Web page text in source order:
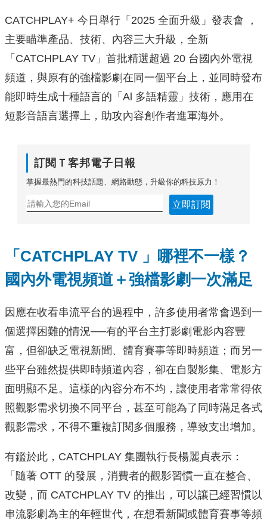
CATCHPLAY+ 今日舉行「2025 全面升級」發表會 ，
主要瞄準產品、技術、內容三大升級，全新
「CATCHPLAY TV」首批精選超過 20 台國內外電視
頻道，與原有的強檔影劇在同一個平台上，並同時發布
能即時生成十種語言的「Al 多語精靈」技術，應用在
短影音語言選擇上，助攻內容創作者進軍海外。
訂閱Ｔ客邦電子日報
掌握最熱門的科技話題、網路動態，升級你的科技原力！
立即訂閱
「CATCHPLAY TV 」哪裡不一樣？
國內外電視頻道＋強檔影劇一次滿足
因應在收看串流平台的過程中，許多使用者常會遇到一
個選擇困難的情況──有的平台主打影劇電影內容豐
富，但卻缺乏電視新聞、體育賽事等即時頻道；而另一
些平台雖然提供即時頻道內容，卻在自製影集、電影方
面明顯不足。這樣的內容分布不均，讓使用者常常得依
照觀影需求切換不同平台，甚至可能為了同時滿足各式
觀影需求，不得不重複訂閱多個服務，導致支出增加。
有鑑於此，CATCHPLAY 集團執行長楊麗貞表示：
「隨著 OTT 的發展，消費者的觀影習慣一直在整合、
改變，而 CATCHPLAY TV 的推出，可以讓已經習慣以
串流影劇為主的年輕世代，在想看新聞或體育賽事等頻